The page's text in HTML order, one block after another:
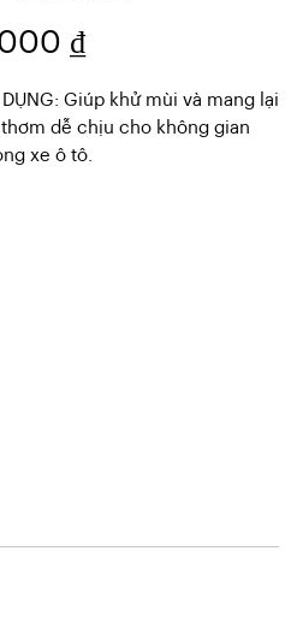
₫Giá
Giúp khử mùi và mang lại
dễ chịu cho không gian
xe ô tô.